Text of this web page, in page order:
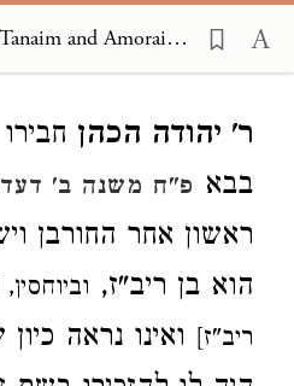
Seder HaDorot, Tanaim and Amoraim 1621
ר' יהודה הכהן
בבא פ"ח משנה ב'
ראשון אחר החורבן
הוא בן ריב"ז,
ריב"ז] ואינו נראה